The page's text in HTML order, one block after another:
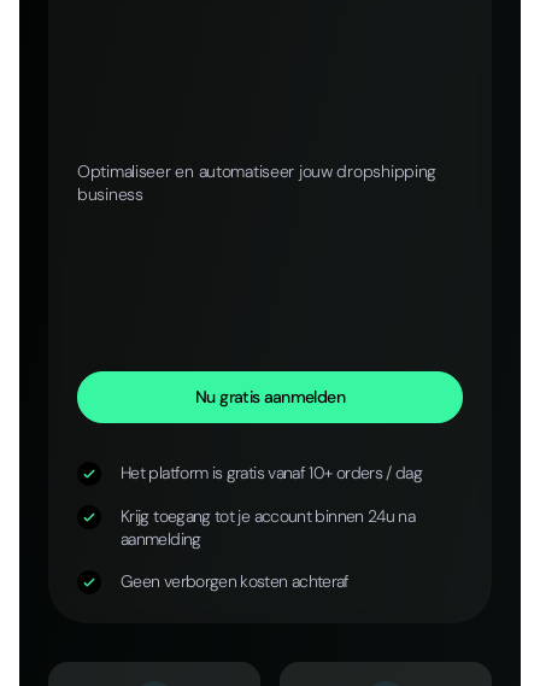
Optimaliseer en automatiseer jouw dropshipping
business
Nu gratis aanmelden
Het platform is gratis vanaf 10+ orders / dag
Krijg toegang tot je account binnen 24u na
aanmelding
Geen verborgen kosten achteraf